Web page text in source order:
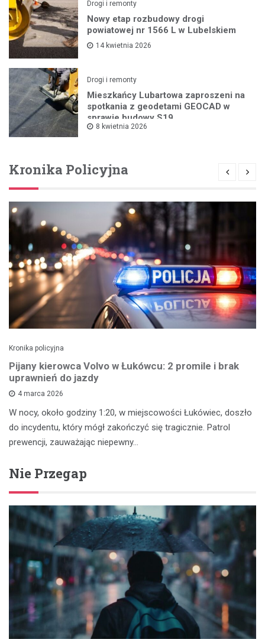
Drogi i remonty
Nowy etap rozbudowy drogi
powiatowej nr 1566 L w Lubelskiem
14 kwietnia 2026
Drogi i remonty
Mieszkańcy Lubartowa zaproszeni na
spotkania z geodetami GEOCAD w
sprawie budowy S19
8 kwietnia 2026
Kronika Policyjna
Kronika policyjna
Pijany kierowca Volvo w Łukówcu: 2 promile i brak
uprawnień do jazdy
4 marca 2026
W nocy, około godziny 1:20, w miejscowości Łukówiec, doszło
do incydentu, który mógł zakończyć się tragicznie. Patrol
prewencji, zauważając niepewny…
Nie Przegap